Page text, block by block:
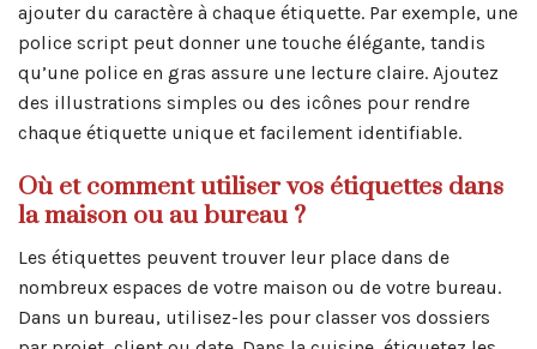
ajouter du caractère à chaque étiquette. Par exemple, une
police script peut donner une touche élégante, tandis
qu’une police en gras assure une lecture claire. Ajoutez
des illustrations simples ou des icônes pour rendre
chaque étiquette unique et facilement identifiable.
Où et comment utiliser vos étiquettes dans
la maison ou au bureau ?
Les étiquettes peuvent trouver leur place dans de
nombreux espaces de votre maison ou de votre bureau.
Dans un bureau, utilisez-les pour classer vos dossiers